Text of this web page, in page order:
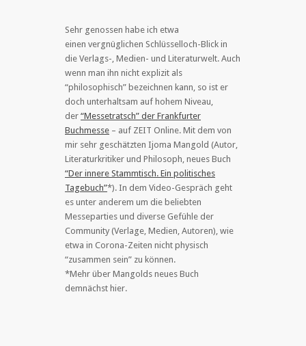
Sehr genossen habe ich etwa
einen vergnüglichen Schlüsselloch-Blick in
die Verlags-, Medien- und Literaturwelt. Auch
wenn man ihn nicht explizit als
“philosophisch” bezeichnen kann, so ist er
doch unterhaltsam auf hohem Niveau,
der “Messetratsch” der Frankfurter
Buchmesse – auf ZEIT Online. Mit dem von
mir sehr geschätzten Ijoma Mangold (Autor,
Literaturkritiker und Philosoph, neues Buch
“Der innere Stammtisch. Ein politisches
Tagebuch”*). In dem Video-Gespräch geht
es unter anderem um die beliebten
Messeparties und diverse Gefühle der
Community (Verlage, Medien, Autoren), wie
etwa in Corona-Zeiten nicht physisch
“zusammen sein” zu können.
*Mehr über Mangolds neues Buch
demnächst hier.